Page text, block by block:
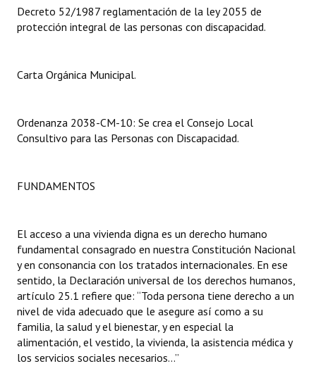
Declaraciones
Antiguos Pobladores
Registros y Distinciones
Premio al Mérito - Registro
Audiencias Públicas - Registro
Mujeres que Dejaron Huellas - Registro
Periodistas Decanos - Registro
Ciudadano Ilustre - Registro
Decreto 52/1987 reglamentación de la ley 2055 de
protección integral de las personas con discapacidad.
Carta Orgánica Municipal.
Ordenanza 2038-CM-10: Se crea el Consejo Local
Consultivo para las Personas con Discapacidad.
FUNDAMENTOS
El acceso a una vivienda digna es un derecho humano
fundamental consagrado en nuestra Constitución Nacional
y en consonancia con los tratados internacionales. En ese
sentido, la Declaración universal de los derechos humanos,
artículo 25.1 refiere que: “Toda persona tiene derecho a un
nivel de vida adecuado que le asegure así como a su
familia, la salud y el bienestar, y en especial la
alimentación, el vestido, la vivienda, la asistencia médica y
los servicios sociales necesarios...”